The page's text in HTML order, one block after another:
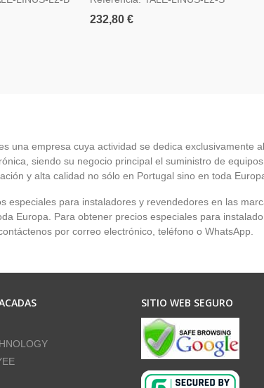
232,80 €
una empresa cuya actividad se dedica exclusivamente
siendo su negocio principal el suministro de
y alta calidad no sólo en Portugal sino en toda
especiales para instaladores y revendedores en las
Europa. Para obtener precios especiales para
por correo electrónico, teléfono o WhatsApp.
SITIO WEB SEGURO